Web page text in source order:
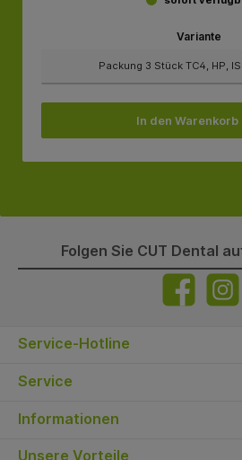
Variante
In den Warenkorb
Folgen Sie CUT Dental
Service-Hotline
Service
Informationen
Unsere Vorteile